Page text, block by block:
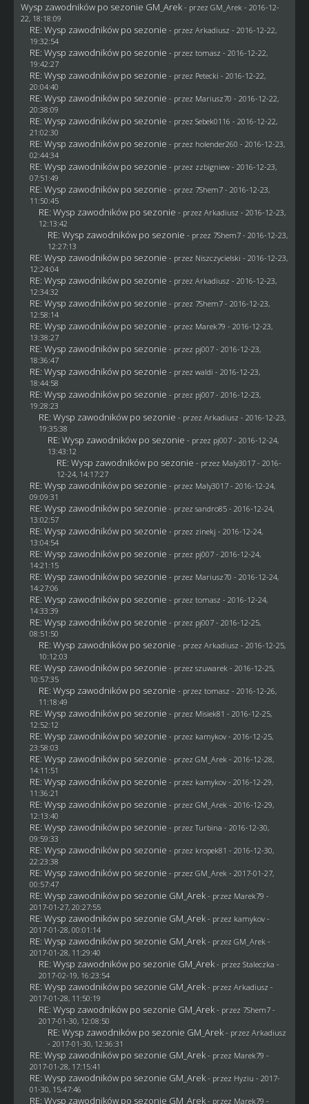
Wysp zawodników po sezonie GM_Arek - przez GM_Arek- 2016-12-
22, 18:18:09
RE: Wysp zawodników po sezonie - przez Arkadiusz - 2016-12-22,
19:32:54
RE: Wysp zawodników po sezonie - przez tomasz - 2016-12-22,
19:42:27
RE: Wysp zawodników po sezonie - przez Petecki - 2016-12-22,
20:04:40
RE: Wysp zawodników po sezonie - przez Mariusz70 - 2016-12-22,
20:38:09
RE: Wysp zawodników po sezonie - przez Sebek0116 - 2016-12-22,
21:02:30
RE: Wysp zawodników po sezonie - przez holender260 - 2016-12-23,
02:44:34
RE: Wysp zawodników po sezonie - przez zzbigniew- 2016-12-23,
07:51:49
RE: Wysp zawodników po sezonie - przez 7Shem7- 2016-12-23,
11:50:45
RE: Wysp zawodników po sezonie - przez Arkadiusz - 2016-12-23,
12:13:42
RE: Wysp zawodników po sezonie - przez 7Shem7- 2016-12-23,
12:27:13
RE: Wysp zawodników po sezonie - przez Niszczycielski - 2016-12-23,
12:24:04
RE: Wysp zawodników po sezonie - przez Arkadiusz - 2016-12-23,
12:34:32
RE: Wysp zawodników po sezonie - przez 7Shem7- 2016-12-23,
12:58:14
RE: Wysp zawodników po sezonie - przez Marek79 - 2016-12-23,
13:38:27
RE: Wysp zawodników po sezonie - przez pj007- 2016-12-23,
18:36:47
RE: Wysp zawodników po sezonie - przez waldi - 2016-12-23,
18:44:58
RE: Wysp zawodników po sezonie - przez pj007- 2016-12-23,
19:28:23
RE: Wysp zawodników po sezonie - przez Arkadiusz - 2016-12-23,
19:35:38
RE: Wysp zawodników po sezonie - przez pj007- 2016-12-24,
13:43:12
RE: Wysp zawodników po sezonie - przez Maly3017- 2016-
12-24, 14:17:27
RE: Wysp zawodników po sezonie - przez Maly3017- 2016-12-24,
09:09:31
RE: Wysp zawodników po sezonie - przez sandro85- 2016-12-24,
13:02:57
RE: Wysp zawodników po sezonie - przez zinekj - 2016-12-24,
13:04:54
RE: Wysp zawodników po sezonie - przez pj007- 2016-12-24,
14:21:15
RE: Wysp zawodników po sezonie - przez Mariusz70 - 2016-12-24,
14:27:06
RE: Wysp zawodników po sezonie - przez tomasz - 2016-12-24,
14:33:39
RE: Wysp zawodników po sezonie - przez pj007- 2016-12-25,
08:51:50
RE: Wysp zawodników po sezonie - przez Arkadiusz - 2016-12-25,
10:12:03
RE: Wysp zawodników po sezonie - przez szuwarek- 2016-12-25,
10:57:35
RE: Wysp zawodników po sezonie - przez tomasz - 2016-12-26,
11:18:49
RE: Wysp zawodników po sezonie - przez Misiek81 - 2016-12-25,
12:52:12
RE: Wysp zawodników po sezonie - przez kamykov- 2016-12-25,
23:58:03
RE: Wysp zawodników po sezonie - przez GM_Arek- 2016-12-28,
14:11:51
RE: Wysp zawodników po sezonie - przez kamykov- 2016-12-29,
11:36:21
RE: Wysp zawodników po sezonie - przez GM_Arek- 2016-12-29,
12:13:40
RE: Wysp zawodników po sezonie - przez Turbina - 2016-12-30,
09:59:33
RE: Wysp zawodników po sezonie - przez kropek81 - 2016-12-30,
22:23:38
RE: Wysp zawodników po sezonie - przez GM_Arek- 2017-01-27,
00:57:47
RE: Wysp zawodników po sezonie GM_Arek - przez Marek79 -
2017-01-27, 20:27:55
RE: Wysp zawodników po sezonie GM_Arek - przez kamykov-
2017-01-28, 00:01:14
RE: Wysp zawodników po sezonie GM_Arek - przez GM_Arek-
2017-01-28, 11:29:40
RE: Wysp zawodników po sezonie GM_Arek - przez Staleczka -
2017-02-19, 16:23:54
RE: Wysp zawodników po sezonie GM_Arek - przez Arkadiusz -
2017-01-28, 11:50:19
RE: Wysp zawodników po sezonie GM_Arek - przez 7Shem7-
2017-01-30, 12:08:50
RE: Wysp zawodników po sezonie GM_Arek - przez Arkadiusz
- 2017-01-30, 12:36:31
RE: Wysp zawodników po sezonie GM_Arek - przez Marek79 -
2017-01-28, 17:15:41
RE: Wysp zawodników po sezonie GM_Arek - przez Hyziu - 2017-
01-30, 15:47:46
RE: Wysp zawodników po sezonie GM_Arek - przez Marek79 -